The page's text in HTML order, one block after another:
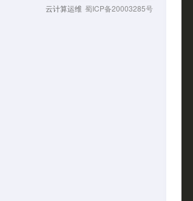
云计算运维 蜀ICP备20003285号